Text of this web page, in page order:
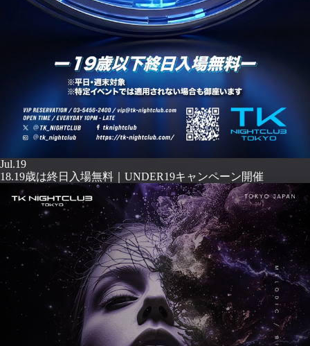
Jul.19
18.19歳は終日入場無料｜UNDER19キャンペーン開催